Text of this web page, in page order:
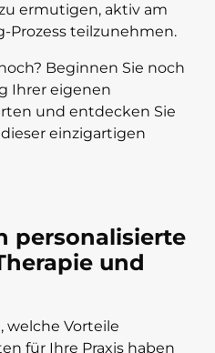
ermutigen, aktiv am
Prozess teilzunehmen.
Beginnen Sie noch
Ihrer eigenen
und entdecken Sie
einzigartigen
personalisierte
und
welche Vorteile
für Ihre Praxis haben